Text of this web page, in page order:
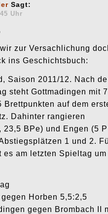
Sagt:
Uhr
zur Versachlichung
ins Geschichtsbuch:
Saison 2011/12. Nach
steht Gottmadingen mit 7
Brettpunkten auf dem
Dahinter rangieren
23,5 BPe) und Engen (5
1 und 2.
es am letzten Spieltag um
Horben 5,5:2,5
gegen Brombach II